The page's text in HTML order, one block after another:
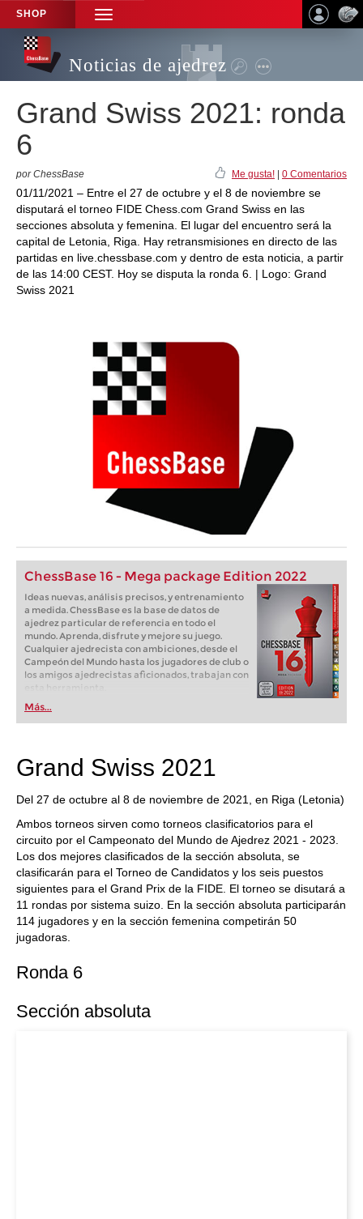
SHOP
TOGGLE
NAVIGATION
Noticias de ajedrez
Grand Swiss 2021: ronda
6
por ChessBase Me gusta! 0 Comentarios
01/11/2021 – Entre el 27 de octubre y el 8 de noviembre se
disputará el torneo FIDE Chess.com Grand Swiss en las
secciones absoluta y femenina. El lugar del encuentro será la
capital de Letonia, Riga. Hay retransmisiones en directo de las
partidas en live.chessbase.com y dentro de esta noticia, a partir
de las 14:00 CEST. Hoy se disputa la ronda 6. | Logo: Grand
Swiss 2021
ChessBase 16 - Mega package Edition 2022
Ideas nuevas, análisis precisos, y entrenamiento
a medida. ChessBase es la base de datos de
ajedrez particular de referencia en todo el
mundo. Aprenda, disfrute y mejore su juego.
Cualquier ajedrecista con ambiciones, desde el
Campeón del Mundo hasta los jugadores de club o
los amigos ajedrecistas aficionados, trabajan con
Más...
Grand Swiss 2021
Del 27 de octubre al 8 de noviembre de 2021, en Riga (Letonia)
Ambos torneos sirven como torneos clasificatorios para el
circuito por el Campeonato del Mundo de Ajedrez 2021 - 2023.
Los dos mejores clasificados de la sección absoluta, se
clasificarán para el Torneo de Candidatos y los seis puestos
siguientes para el Grand Prix de la FIDE. El torneo se disutará a
11 rondas por sistema suizo. En la sección absoluta participarán
114 jugadores y en la sección femenina competirán 50
jugadoras.
Ronda 6
Sección absoluta